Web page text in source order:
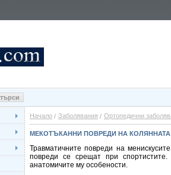
Начало Заболявания Ортопедични
МЕКОТЪКАННИ ПОВРЕДИ НА КОЛЯННАТА
Травматичните повреди на
повреди се срещат при
анатомичите му особености.